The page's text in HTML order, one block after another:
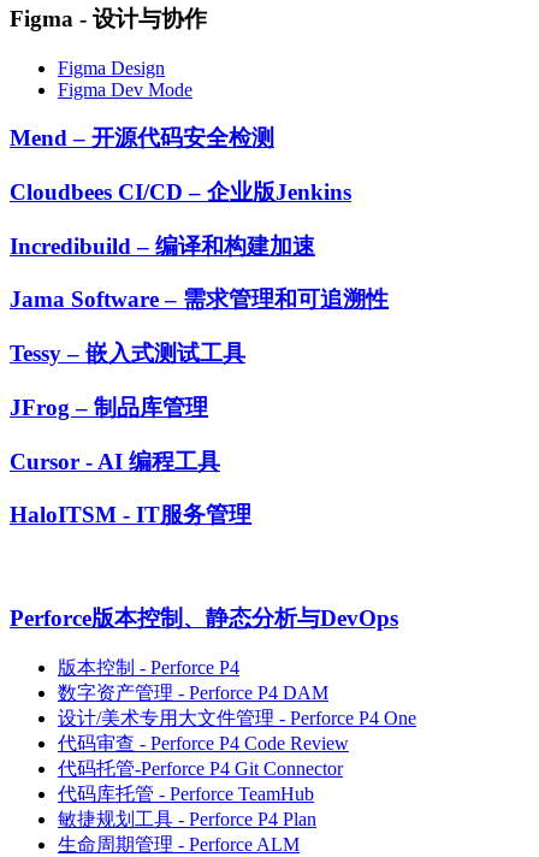
Figma - 设计与协作
Figma Design
Figma Dev Mode
Mend – 开源代码安全检测
Cloudbees CI/CD – 企业版Jenkins
Incredibuild – 编译和构建加速
Jama Software – 需求管理和可追溯性
Tessy – 嵌入式测试工具
JFrog – 制品库管理
Cursor - AI 编程工具
HaloITSM - IT服务管理
Perforce版本控制、静态分析与DevOps
版本控制 - Perforce P4
数字资产管理 - Perforce P4 DAM
设计/美术专用大文件管理 - Perforce P4 One
代码审查 - Perforce P4 Code Review
代码托管-Perforce P4 Git Connector
代码库托管 - Perforce TeamHub
敏捷规划工具 - Perforce P4 Plan
生命周期管理 - Perforce ALM